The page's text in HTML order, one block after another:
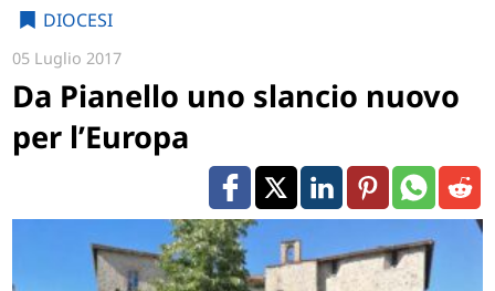
DIOCESI
05 Luglio 2017
Da Pianello uno slancio nuovo
per l’Europa